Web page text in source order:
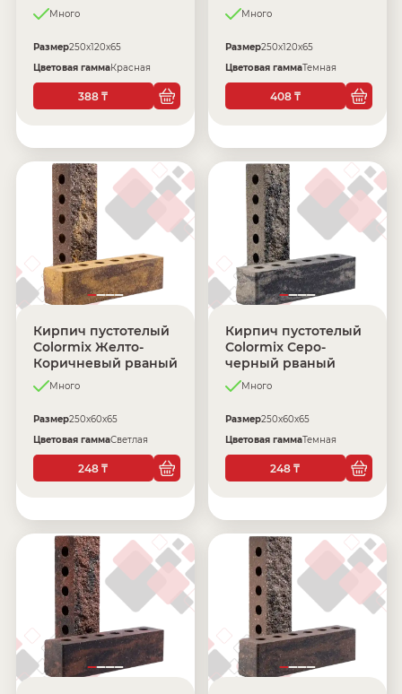
Много
Размер250х120х65
Цветовая гаммаКрасная
388 ₸
Много
Размер250х120х65
Цветовая гаммаТемная
408 ₸
Кирпич пустотелый
Colormix Желто-
Коричневый рваный
Много
Размер250х60х65
Цветовая гаммаСветлая
248 ₸
Кирпич пустотелый
Colormix Серо-
черный рваный
Много
Размер250х60х65
Цветовая гаммаТемная
248 ₸